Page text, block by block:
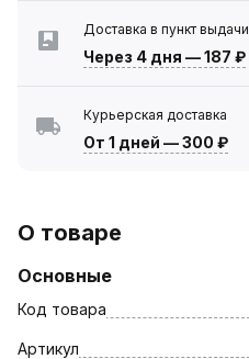
Доставка в пункт выдачи
Через 4 дня —187 ₽
Курьерская доставка
От 1 дней —300 ₽
О товаре
Основные
Код товара
Артикул